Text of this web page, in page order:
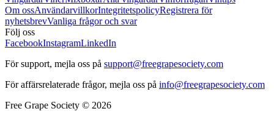
Om ossAnvändarvillkorIntegritetspolicyRegistrera för
nyhetsbrevVanliga frågor och svar
Följ oss
FacebookInstagramLinkedIn
För support, mejla oss på support@freegrapesociety.com
För affärsrelaterade frågor, mejla oss på info@freegrapesociety.com
Free Grape Society © 2026